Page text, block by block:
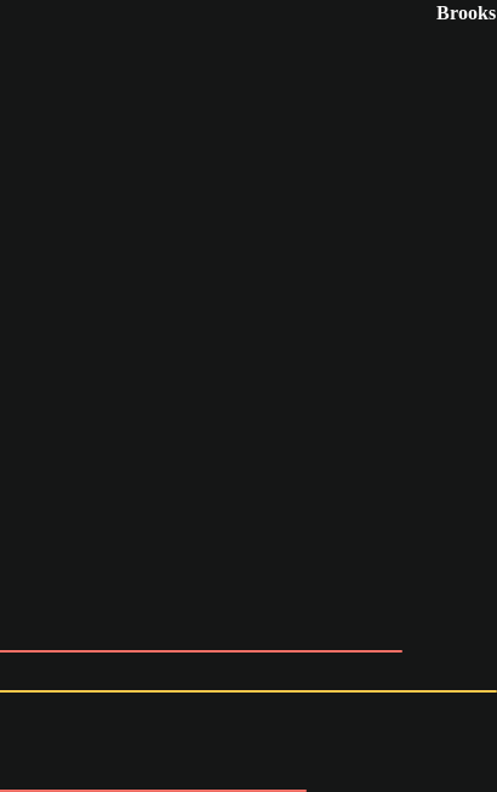
Brooks